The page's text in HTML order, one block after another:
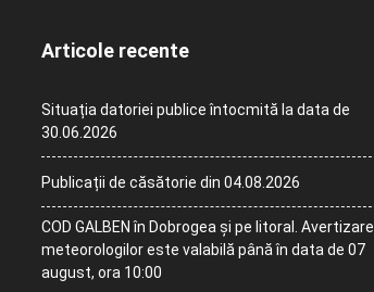
Articole recente
Situația datoriei publice întocmită la data de
30.06.2026
Publicații de căsătorie din 04.08.2026
COD GALBEN în Dobrogea și pe litoral.
meteorologilor este valabilă până în data de 07
august, ora 10:00